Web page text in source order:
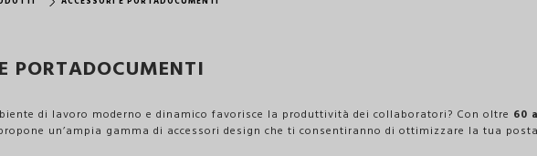
PORTADOCUMENTI
di lavoro moderno e dinamico favorisce la produttività dei collaboratori? Con oltre 60
un’ampia gamma di accessori design che ti consentiranno di ottimizzare la tua